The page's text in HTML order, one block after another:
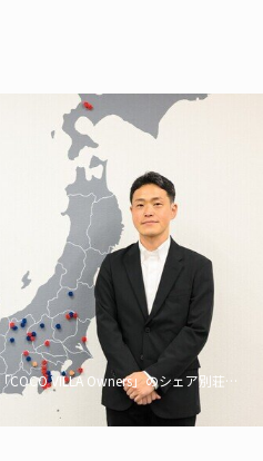
VILLA Owners」のシェア別荘とい